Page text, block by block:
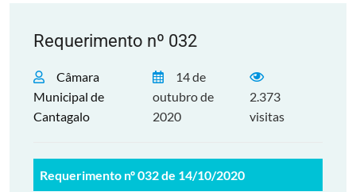
Requerimento nº 032
Câmara
Municipal de
Cantagalo
14 de
outubro de
2020
2.373
visitas
Requerimento nº 032 de 14/10/2020